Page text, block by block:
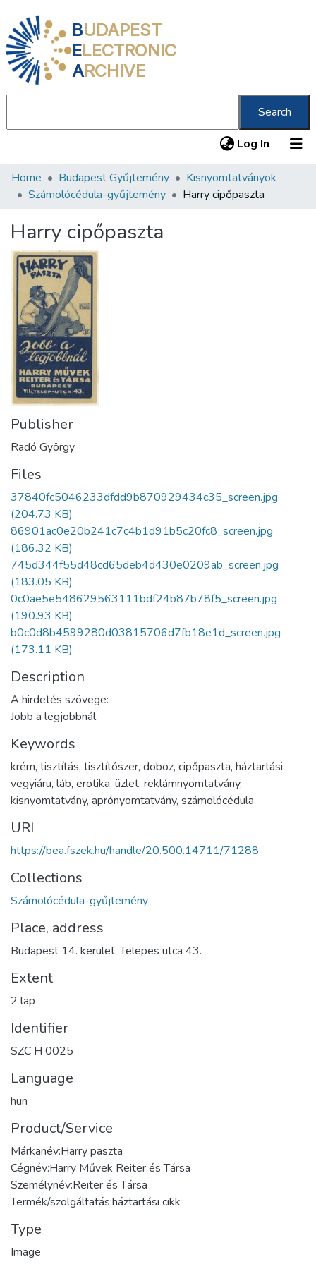
BUDAPEST
ELECTRONIC
ARCHIVE
Search
Log In (current)
Communities & Collections
Statistics
About us
Home Budapest Gyűjtemény
Kisnyomtatványok
Számolócédula-gyűjtemény
Harry cipőpaszta
Harry cipőpaszta
Publisher
Radó György
Files
37840fc5046233dfdd9b870929434c35_screen.jpg
(204.73 KB)
86901ac0e20b241c7c4b1d91b5c20fc8_screen.jpg
(186.32 KB)
745d344f55d48cd65deb4d430e0209ab_screen.jpg
(183.05 KB)
0c0ae5e548629563111bdf24b87b78f5_screen.jpg
(190.93 KB)
b0c0d8b4599280d03815706d7fb18e1d_screen.jpg
(173.11 KB)
Description
A hirdetés szövege:
Jobb a legjobbnál
Keywords
krém, tisztítás, tisztítószer, doboz, cipőpaszta, háztartási
vegyiáru, láb, erotika, üzlet, reklámnyomtatvány,
kisnyomtatvány, aprónyomtatvány, számolócédula
URI
https://bea.fszek.hu/handle/20.500.14711/71288
Collections
Számolócédula-gyűjtemény
Place, address
Budapest 14. kerület. Telepes utca 43.
Extent
2 lap
Identifier
SZC H 0025
Language
hun
Product/Service
Márkanév:Harry paszta
Cégnév:Harry Művek Reiter és Társa
Személynév:Reiter és Társa
Termék/szolgáltatás:háztartási cikk
Type
Image